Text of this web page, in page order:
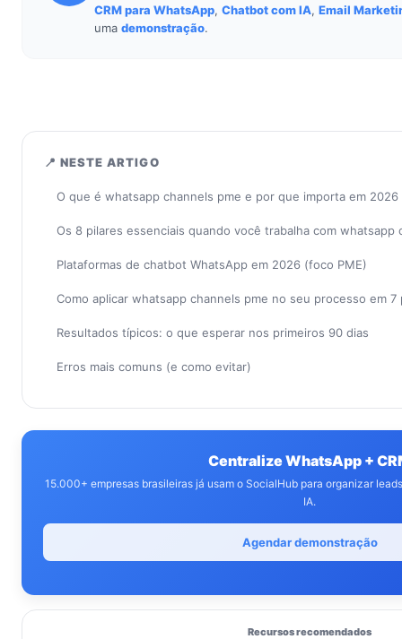
CRM para WhatsApp, Chatbot com IA, Email
uma demonstração.
📍 NESTE ARTIGO
O que é whatsapp channels pme e por que importa em 2026
Os 8 pilares essenciais quando você trabalha com whatsapp
Plataformas de chatbot WhatsApp em 2026 (foco PME)
Como aplicar whatsapp channels pme no seu processo em 7
Resultados típicos: o que esperar nos primeiros 90 dias
Erros mais comuns (e como evitar)
Centralize WhatsApp +
15.000+ empresas brasileiras já usam o SocialHub para organizar
IA.
Agendar demonstração
Recursos recomendados